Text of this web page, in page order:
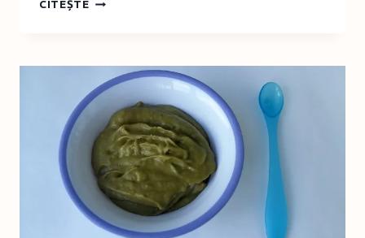
CITEȘTE
CU
DOVLEAC
PLĂCINTAR